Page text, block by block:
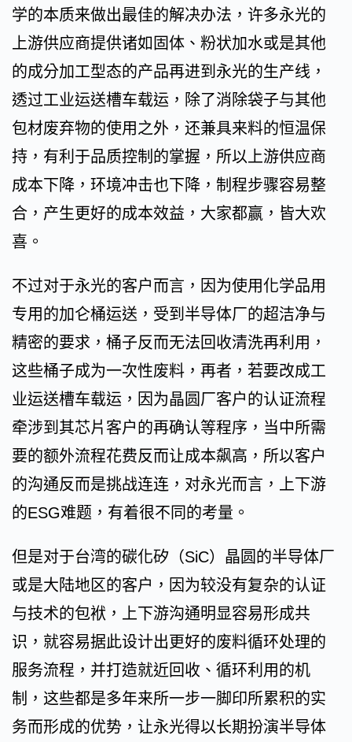
学的本质来做出最佳的解决办法，许多永光的
上游供应商提供诸如固体、粉状加水或是其他
的成分加工型态的产品再进到永光的生产线，
透过工业运送槽车载运，除了消除袋子与其他
包材废弃物的使用之外，还兼具来料的恒温保
持，有利于品质控制的掌握，所以上游供应商
成本下降，环境冲击也下降，制程步骤容易整
合，产生更好的成本效益，大家都赢，皆大欢
喜。
不过对于永光的客户而言，因为使用化学品用
专用的加仑桶运送，受到半导体厂的超洁净与
精密的要求，桶子反而无法回收清洗再利用，
这些桶子成为一次性废料，再者，若要改成工
业运送槽车载运，因为晶圆厂客户的认证流程
牵涉到其芯片客户的再确认等程序，当中所需
要的额外流程花费反而让成本飙高，所以客户
的沟通反而是挑战连连，对永光而言，上下游
的ESG难题，有着很不同的考量。
但是对于台湾的碳化矽（SiC）晶圆的半导体厂
或是大陆地区的客户，因为较没有复杂的认证
与技术的包袱，上下游沟通明显容易形成共
识，就容易据此设计出更好的废料循环处理的
服务流程，并打造就近回收、循环利用的机
制，这些都是多年来所一步一脚印所累积的实
务而形成的优势，让永光得以长期扮演半导体